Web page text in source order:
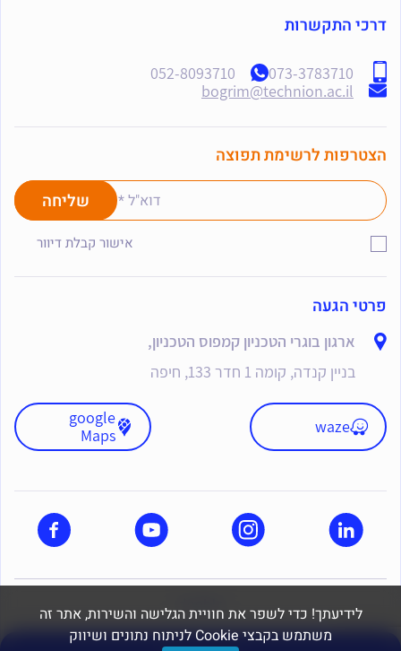
פרטי הגעה
ארגון בוגרי הטכניון קמפוס הטכניון,
בניין קנדה, קומה 1 חדר 133, חיפה
waze
google
Maps
דרכי התקשרות
073-3783710
052-8093710
bogrim@technion.ac.il
הצטרפות לרשימת תפוצה
אישור קבלת דיוור
לידיעתך! כדי לשפר את חוויית הגלישה והשירות, אתר זה
משתמש בקבצי Cookie לניתוח נתונים ושיווק